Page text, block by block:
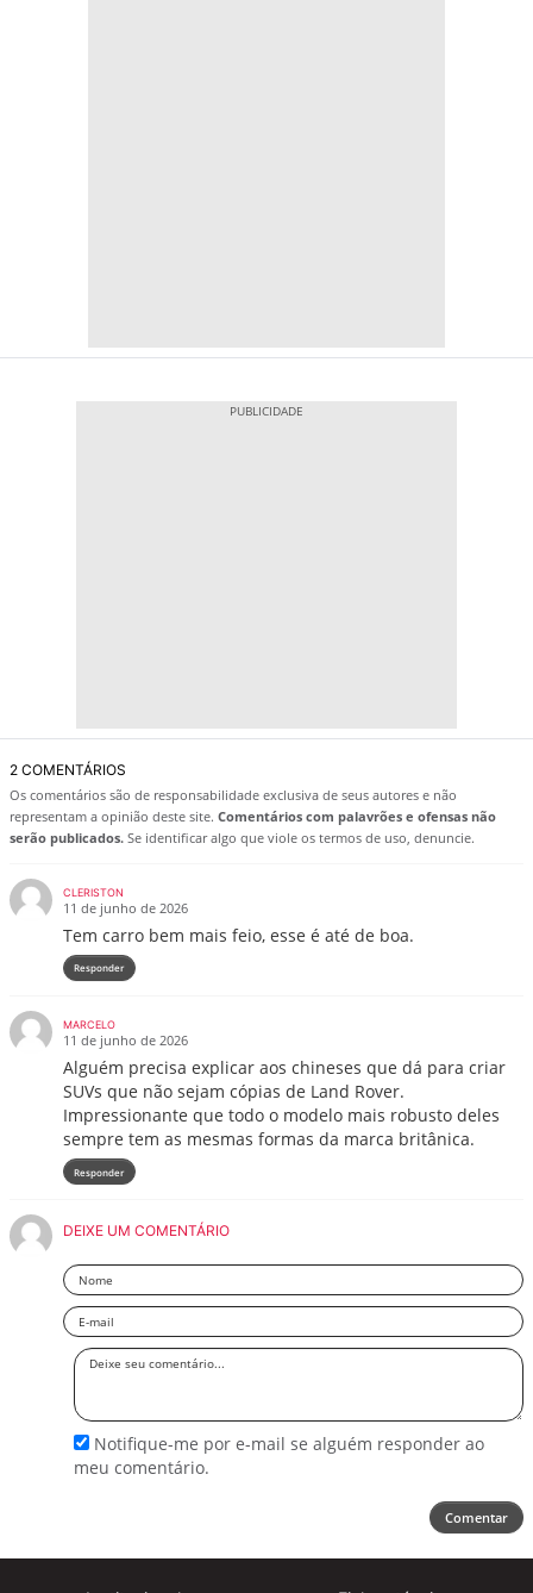
2 COMENTÁRIOS
Os comentários são de responsabilidade exclusiva de seus autores e não
representam a opinião deste site. Comentários com palavrões e ofensas não
serão publicados. Se identificar algo que viole os termos de uso, denuncie.
CLERISTON
11 de junho de 2026
Tem carro bem mais feio, esse é até de boa.
Responder
MARCELO
11 de junho de 2026
Alguém precisa explicar aos chineses que dá para criar
SUVs que não sejam cópias de Land Rover.
Impressionante que todo o modelo mais robusto deles
sempre tem as mesmas formas da marca britânica.
Responder
DEIXE UM COMENTÁRIO
Nome
Email
Deixe
comentário
Notifique-me por e-mail se alguém responder ao
meu comentário.
Comentar